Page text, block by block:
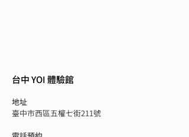
台中 YOI 體驗館
地址
臺中市西區五權七街211號